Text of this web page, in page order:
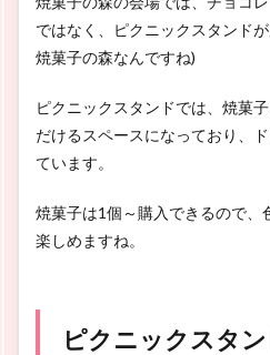
ではなく、ピクニックスタンド
焼菓子の森なんですね)
ピクニックスタンドでは、焼菓
だけるスペースになっており、
ています。
焼菓子は1個～購入できるので、
楽しめますね。
ピクニックスタ